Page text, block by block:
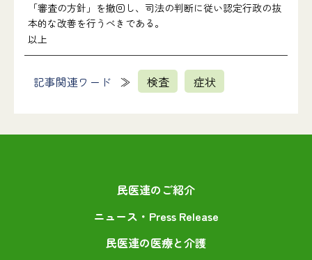
「審査の方針」を撤回し、司法の判断に従い認定行政の抜
本的な改善を行うべきである。
以上
記事関連ワード 検査 症状
民医連のご紹介
ニュース・Press Release
民医連の医療と介護